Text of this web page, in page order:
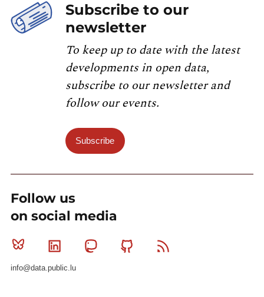
Subscribe to our
newsletter
To keep up to date with the latest
developments in open data,
subscribe to our newsletter and
follow our events.
Subscribe
Follow us
on social media
Bluesky Linkedin MastodonGithub
info@data.public.lu